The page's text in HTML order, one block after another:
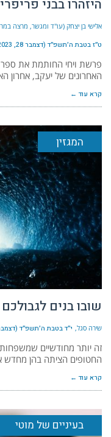
היזהרו בבני
אלישי בן יצחק (עו"ד ומגשר, מרצה
ט״ז בטבת ה׳תשפ״ד (דצמבר 28, 2023)
פרשת ויחי החותמת את
האחרונים של יעקב, אחרון
קרא עוד ←
המגזין
שובו בנים לגבולכם
שירה סגל י״ד בטבת ה׳תשפ״ד (דצמבר 26,
זה יותר מחודשיים
החטופים הציתה בהן מחדש
קרא עוד ←
בעיניים של מוטי